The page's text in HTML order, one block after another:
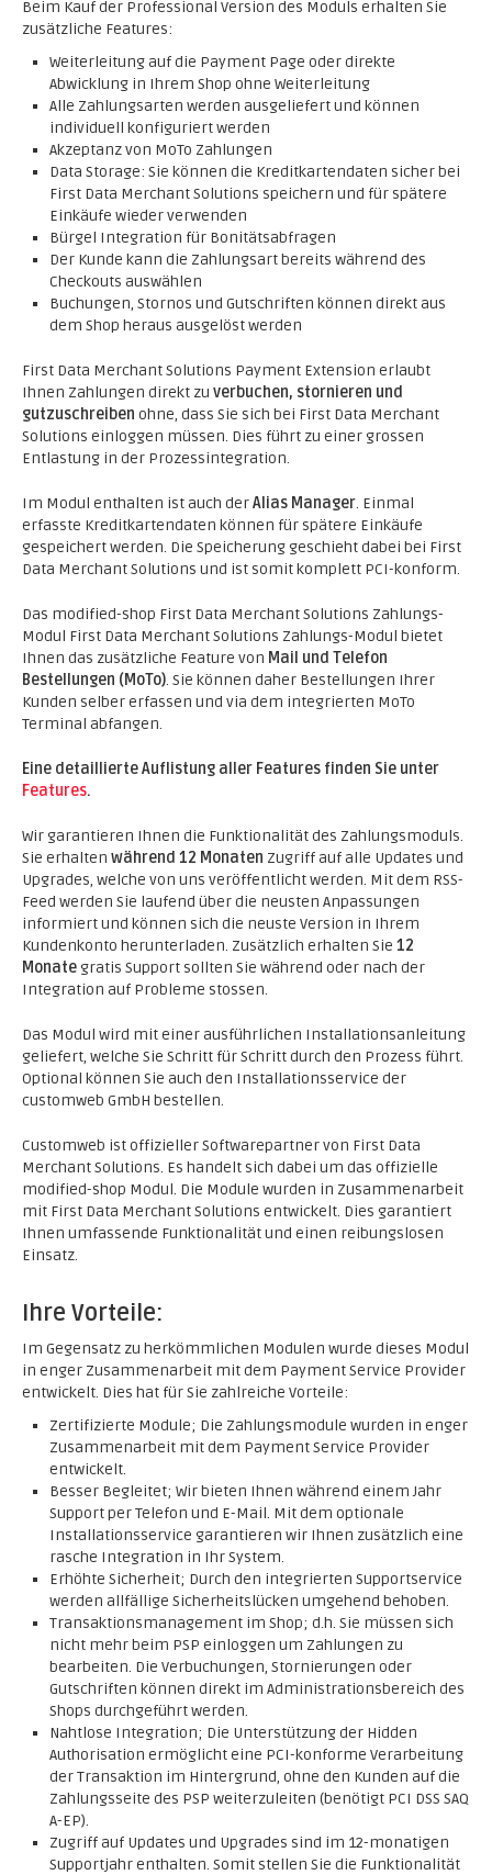
Beim Kauf der Professional Version des Moduls erhalten Sie
zusätzliche Features:
Weiterleitung auf die Payment Page oder direkte
Abwicklung in Ihrem Shop ohne Weiterleitung
Alle Zahlungsarten werden ausgeliefert und können
individuell konfiguriert werden
Akzeptanz von MoTo Zahlungen
Data Storage: Sie können die Kreditkartendaten sicher bei
First Data Merchant Solutions speichern und für spätere
Einkäufe wieder verwenden
Bürgel Integration für Bonitätsabfragen
Der Kunde kann die Zahlungsart bereits während des
Checkouts auswählen
Buchungen, Stornos und Gutschriften können direkt aus
dem Shop heraus ausgelöst werden
First Data Merchant Solutions Payment Extension erlaubt
Ihnen Zahlungen direkt zu verbuchen, stornieren und
gutzuschreiben ohne, dass Sie sich bei First Data Merchant
Solutions einloggen müssen. Dies führt zu einer grossen
Entlastung in der Prozessintegration.
Im Modul enthalten ist auch derAlias Manager. Einmal
erfasste Kreditkartendaten können für spätere Einkäufe
gespeichert werden. Die Speicherung geschieht dabei bei First
Data Merchant Solutions und ist somit komplett PCI-konform.
Das modified-shop First Data Merchant Solutions Zahlungs-
Modul First Data Merchant Solutions Zahlungs-Modul bietet
Ihnen das zusätzliche Feature von Mail und Telefon
Bestellungen (MoTo). Sie können daher Bestellungen Ihrer
Kunden selber erfassen und via dem integrierten MoTo
Terminal abfangen.
Eine detaillierte Auflistung aller Features finden Sie unter
Features.
Wir garantieren Ihnen die Funktionalität des Zahlungsmoduls.
Sie erhalten während 12 Monaten Zugriff auf alle Updates und
Upgrades, welche von uns veröffentlicht werden. Mit dem RSS-
Feed werden Sie laufend über die neusten Anpassungen
informiert und können sich die neuste Version in Ihrem
Kundenkonto herunterladen. Zusätzlich erhalten Sie 12
Monategratis Support sollten Sie während oder nach der
Integration auf Probleme stossen.
Das Modul wird mit einer ausführlichen Installationsanleitung
geliefert, welche Sie Schritt für Schritt durch den Prozess führt.
Optional können Sie auch den Installationsservice der
customweb GmbH bestellen.
Customweb ist offizieller Softwarepartner von First Data
Merchant Solutions. Es handelt sich dabei um das offizielle
modified-shop Modul. Die Module wurden in Zusammenarbeit
mit First Data Merchant Solutions entwickelt. Dies garantiert
Ihnen umfassende Funktionalität und einen reibungslosen
Einsatz.
Ihre Vorteile:
Im Gegensatz zu herkömmlichen Modulen wurde dieses Modul
in enger Zusammenarbeit mit dem Payment Service Provider
entwickelt. Dies hat für Sie zahlreiche Vorteile:
Zertifizierte Module; Die Zahlungsmodule wurden in enger
Zusammenarbeit mit dem Payment Service Provider
entwickelt.
Besser Begleitet; Wir bieten Ihnen während einem Jahr
Support per Telefon und E-Mail. Mit dem optionale
Installationsservice garantieren wir Ihnen zusätzlich eine
rasche Integration in Ihr System.
Erhöhte Sicherheit; Durch den integrierten Supportservice
werden allfällige Sicherheitslücken umgehend behoben.
Transaktionsmanagement im Shop; d.h. Sie müssen sich
nicht mehr beim PSP einloggen um Zahlungen zu
bearbeiten. Die Verbuchungen, Stornierungen oder
Gutschriften können direkt im Administrationsbereich des
Shops durchgeführt werden.
Nahtlose Integration; Die Unterstützung der Hidden
Authorisation ermöglicht eine PCI-konforme Verarbeitung
der Transaktion im Hintergrund, ohne den Kunden auf die
Zahlungsseite des PSP weiterzuleiten (benötigt PCI DSS SAQ
A-EP).
Zugriff auf Updates und Upgrades sind im 12-monatigen
Supportjahr enthalten. Somit stellen Sie die Funktionalität